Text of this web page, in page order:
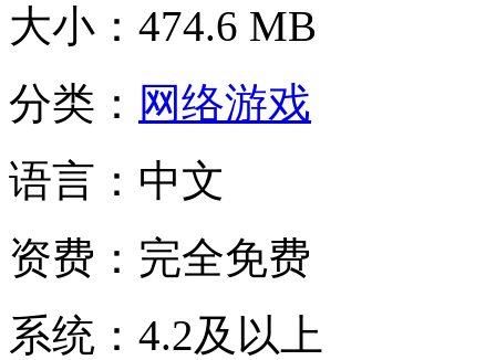
大小： 474.6 MB
分类： 网络游戏
语言： 中文
资费： 完全免费
系统： 4.2及以上